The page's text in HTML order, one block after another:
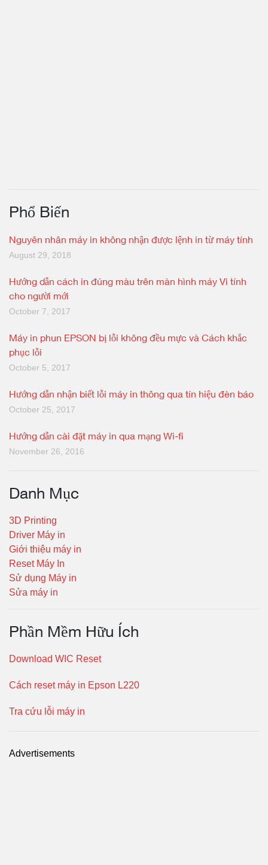
Phổ Biến
Nguyên nhân máy in không nhận được lệnh in từ máy tính
August 29, 2018
Hướng dẫn cách in đúng màu trên màn hình máy Vi tính
cho người mới
October 7, 2017
Máy in phun EPSON bị lỗi không đều mực và Cách khắc
phục lỗi
October 5, 2017
Hướng dẫn nhận biết lỗi máy in thông qua tín hiệu đèn báo
October 25, 2017
Hướng dẫn cài đặt máy in qua mạng Wi-fi
November 26, 2016
Danh Mục
3D Printing
Driver Máy in
Giới thiệu máy in
Reset Máy In
Sử dụng Máy in
Sửa máy in
Phần Mềm Hữu Ích
Download WIC Reset
Cách reset máy in Epson L220
Tra cứu lỗi máy in
Advertisements